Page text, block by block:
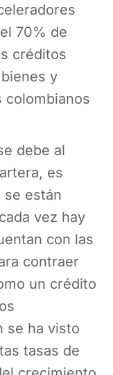
70% de
créditos
y
colombianos
debe al
es
se están
vez hay
con las
contraer
un crédito
se ha visto
tasas de